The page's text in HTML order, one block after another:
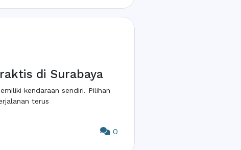
di Surabaya
kendaraan sendiri. Pilihan
terus
0